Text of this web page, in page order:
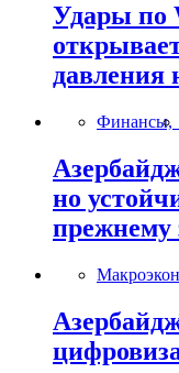
Удары по
давления
Финансы,
но
прежнему